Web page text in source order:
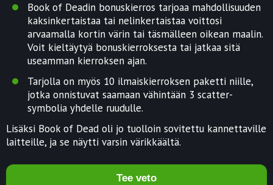
Book of Deadin bonuskierros tarjoaa mahdollisuuden
kaksinkertaistaa tai nelinkertaistaa voittosi
arvaamalla kortin värin tai täsmälleen oikean maalin.
Voit kieltäytyä bonuskierroksesta tai jatkaa sitä
useamman kierroksen ajan.
Tarjolla on myös 10 ilmaiskierroksen paketti niille,
jotka onnistuvat saamaan vähintään 3 scatter-
symbolia yhdelle ruudulle.
Lisäksi Book of Dead oli jo tuolloin sovitettu kannettaville
laitteille, ja se näytti varsin värikkäältä.
Tee veto